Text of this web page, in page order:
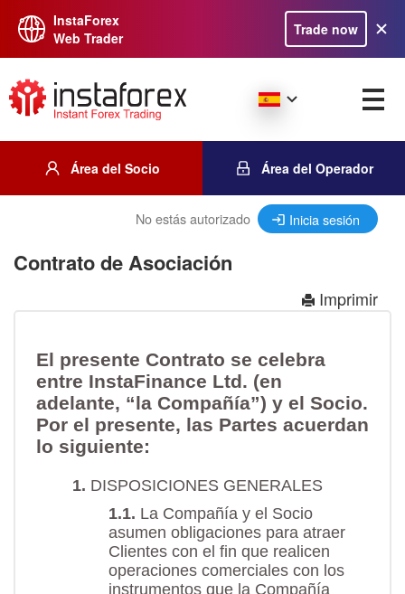
InstaForex
Web Trader
Trade now
Área del Socio Área del Operador
No estás autorizado Inicia sesión
Contrato de Asociación
Imprimir